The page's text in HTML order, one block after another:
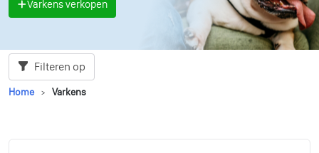
Varkens verkopen
Filteren op
Home Varkens